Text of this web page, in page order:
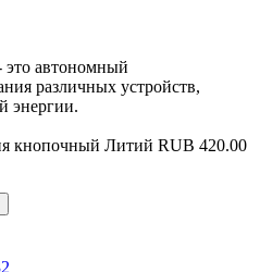
это автономный
различных устройств,
энергии.
кнопочный Литий RUB 420.00